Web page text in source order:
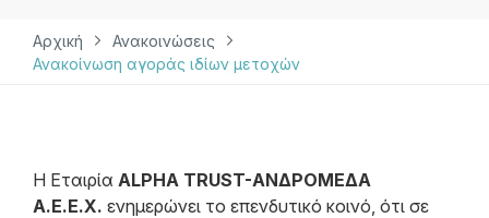
Αρχική
Ανακοινώσεις
Ανακοίνωση αγοράς ιδίων μετοχών
Η Εταιρία ALPHA TRUST-ΑΝΔΡΟΜΕΔΑ
Α.Ε.Ε.Χ. ενημερώνει το επενδυτικό κοινό, ότι σε